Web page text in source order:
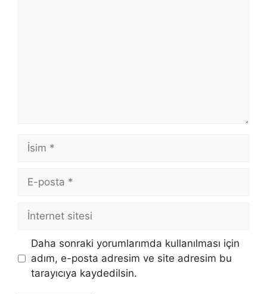
İsim
posta
İnternet
sitesi
Daha sonraki yorumlarımda kullanılması için
adım, e-posta adresim ve site adresim bu
tarayıcıya kaydedilsin.